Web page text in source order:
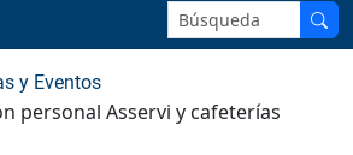
Buscar en el sitio:
y Eventos
personal Asservi y cafeterías